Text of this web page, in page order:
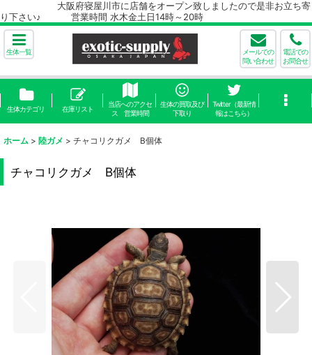
大阪府寝屋川市に店舗をオープン致しましたので是非お立ち寄
り下さい♪ 営業時間 水木金土日14時～20時
生体一覧
メールでの
問い合わせ
電話での
お問合せ
生体カテゴリ 在庫リスト
当店へのアクセ
ス 営業時間
生体の買取及び
下取り
Twitter（最新情
報はこちら）
ホーム > 陸ガメ > チャコリクガメ B個体
チャコリクガメ B個体